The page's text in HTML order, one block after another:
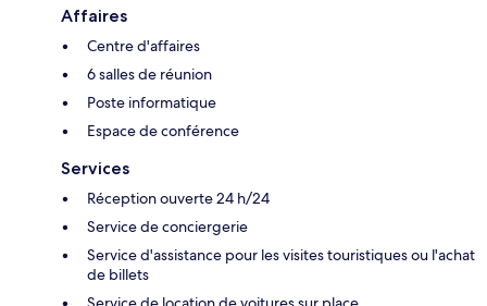
Affaires
Centre d'affaires
6 salles de réunion
Poste informatique
Espace de conférence
Services
Réception ouverte 24 h/24
Service de conciergerie
Service d'assistance pour les visites touristiques ou l'achat
de billets